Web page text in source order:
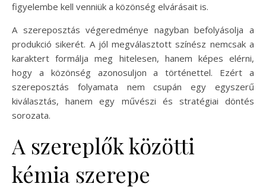
figyelembe kell venniük a közönség elvárásait is.
A szereposztás végeredménye nagyban befolyásolja a
produkció sikerét. A jól megválasztott színész nemcsak a
karaktert formálja meg hitelesen, hanem képes elérni,
hogy a közönség azonosuljon a történettel. Ezért a
szereposztás folyamata nem csupán egy egyszerű
kiválasztás, hanem egy művészi és stratégiai döntés
sorozata.
A szereplők közötti
kémia szerepe